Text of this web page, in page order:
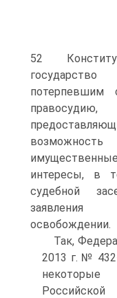
52
потерпевшим
интересы, в
судебной
заявления
освобождении.
Так,
2013 г. №